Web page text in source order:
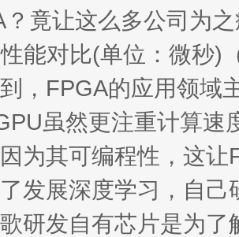
能对比(单位：微秒)
，FPGA的应用领域
虽然更注重计算
为其可编程性，这
发展深度学习，自
研发自有芯片是为